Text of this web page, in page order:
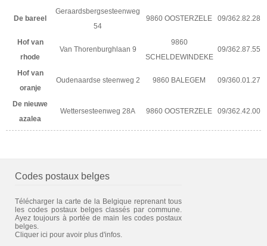
De bareel
Geraardsbergsesteenweg
54
9860 OOSTERZELE 09/362.82.28
Hof van
rhode
Van Thorenburghlaan 9
9860
SCHELDEWINDEKE
09/362.87.55
Hof van
oranje
Oudenaardse steenweg 2 9860 BALEGEM 09/360.01.27
De nieuwe
azalea
Wettersesteenweg 28A 9860 OOSTERZELE 09/362.42.00
Codes postaux belges
Télécharger la carte de la Belgique reprenant tous
les codes postaux belges classés par commune.
Ayez toujours à portée de main les codes postaux
belges.
Cliquer ici pour avoir plus d'infos.